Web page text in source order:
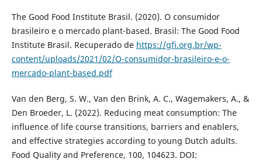
The Good Food Institute Brasil. (2020). O consumidor
brasileiro e o mercado plant-based. Brasil: The Good Food
Institute Brasil. Recuperado de https://gfi.org.br/wp-
content/uploads/2021/02/O-consumidor-brasileiro-e-o-
mercado-plant-based.pdf
Van den Berg, S. W., Van den Brink, A. C., Wagemakers, A., &
Den Broeder, L. (2022). Reducing meat consumption: The
influence of life course transitions, barriers and enablers,
and effective strategies according to young Dutch adults.
Food Quality and Preference, 100, 104623. DOI: